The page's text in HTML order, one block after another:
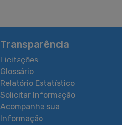
Transparência
Licitações
Glossário
Relatório Estatístico
Solicitar Informação
Acompanhe sua
Informação